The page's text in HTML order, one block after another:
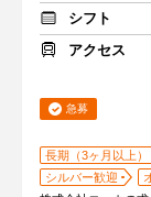
シフト
アクセス
急募
長期（3ヶ月以上）
シルバー歓迎